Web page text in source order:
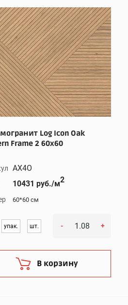
Log Icon Oak
Frame 2 60x60
AX4O
10431 руб./м2
60*60 см
упак. шт. - +
В корзину